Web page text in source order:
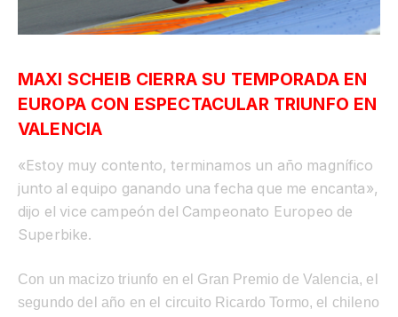
MAXI SCHEIB CIERRA SU TEMPORADA EN
EUROPA CON ESPECTACULAR TRIUNFO EN
VALENCIA
«Estoy muy contento, terminamos un año magnífico
junto al equipo ganando una fecha que me encanta»,
dijo el vice campeón del Campeonato Europeo de
Superbike.
Con un macizo triunfo en el Gran Premio de Valencia, el
segundo del año en el circuito Ricardo Tormo, el chileno